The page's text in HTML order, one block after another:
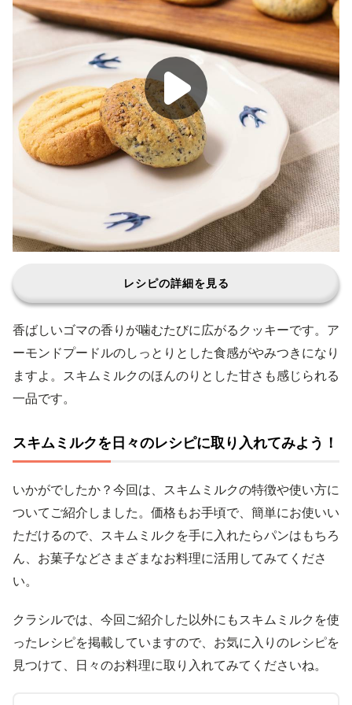
レシピの詳細を見る
香ばしいゴマの香りが噛むたびに広がるクッキーです。ア
ーモンドプードルのしっとりとした食感がやみつきになり
ますよ。スキムミルクのほんのりとした甘さも感じられる
一品です。
スキムミルクを日々のレシピに取り入れてみよう！
いかがでしたか？今回は、スキムミルクの特徴や使い方に
ついてご紹介しました。価格もお手頃で、簡単にお使いい
ただけるので、スキムミルクを手に入れたらパンはもちろ
ん、お菓子などさまざまなお料理に活用してみてくださ
い。
クラシルでは、今回ご紹介した以外にもスキムミルクを使
ったレシピを掲載していますので、お気に入りのレシピを
見つけて、日々のお料理に取り入れてみてくださいね。